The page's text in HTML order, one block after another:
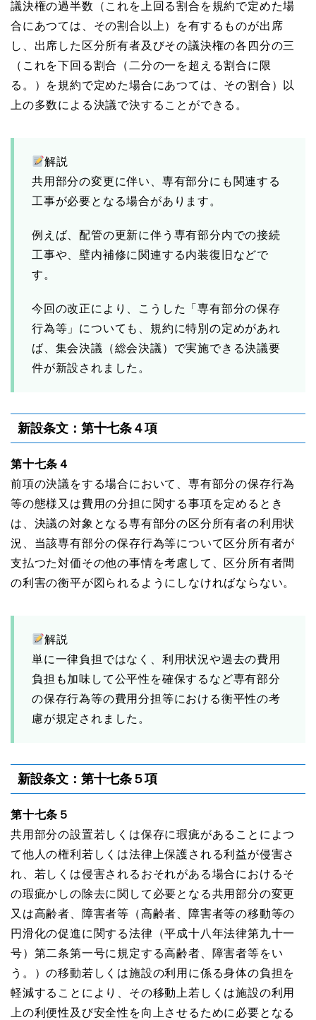
議決権の過半数（これを上回る割合を規約で定めた場
合にあつては、その割合以上）を有するものが出席
し、出席した区分所有者及びその議決権の各四分の三
（これを下回る割合（二分の一を超える割合に限
る。）を規約で定めた場合にあつては、その割合）以
上の多数による決議で決することができる。
解説
共用部分の変更に伴い、専有部分にも関連する
工事が必要となる場合があります。
例えば、配管の更新に伴う専有部分内での接続
工事や、壁内補修に関連する内装復旧などで
す。
今回の改正により、こうした「専有部分の保存
行為等」についても、規約に特別の定めがあれ
ば、集会決議（総会決議）で実施できる決議要
件が新設されました。
新設条文：第十七条４項
第十七条４
前項の決議をする場合において、専有部分の保存行為
等の態様又は費用の分担に関する事項を定めるとき
は、決議の対象となる専有部分の区分所有者の利用状
況、当該専有部分の保存行為等について区分所有者が
支払つた対価その他の事情を考慮して、区分所有者間
の利害の衡平が図られるようにしなければならない。
解説
単に一律負担ではなく、利用状況や過去の費用
負担も加味して公平性を確保するなど専有部分
の保存行為等の費用分担等における衡平性の考
慮が規定されました。
新設条文：第十七条５項
第十七条５
共用部分の設置若しくは保存に瑕疵があることによつ
て他人の権利若しくは法律上保護される利益が侵害さ
れ、若しくは侵害されるおそれがある場合におけるそ
の瑕疵かしの除去に関して必要となる共用部分の変更
又は高齢者、障害者等（高齢者、障害者等の移動等の
円滑化の促進に関する法律（平成十八年法律第九十一
号）第二条第一号に規定する高齢者、障害者等をい
う。）の移動若しくは施設の利用に係る身体の負担を
軽減することにより、その移動上若しくは施設の利用
上の利便性及び安全性を向上させるために必要となる